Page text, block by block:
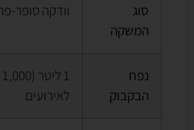
סוג
המשקה
וודקה סופר-
נפח
הבקבוק
לאירועים